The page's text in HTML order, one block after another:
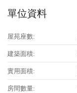
單位資料
屋苑座數:
建築面積:
實用面積:
房間數量: